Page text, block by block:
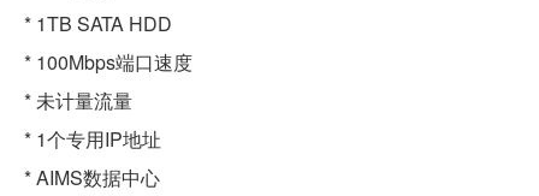
* 1TB SATA HDD
* 100Mbps端口速度
* 未计量流量
* 1个专用IP地址
* AIMS数据中心